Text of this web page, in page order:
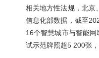
相关地方性法规，北京
信息化部数据，截至
16个智慧城市与智能
试示范牌照超5 200张